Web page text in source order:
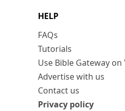
HELP
FAQs
Tutorials
Use Bible Gateway on
Advertise with us
Contact us
Privacy policy